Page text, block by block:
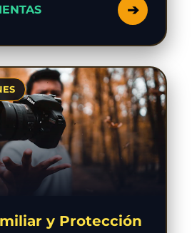
➔
y Protección